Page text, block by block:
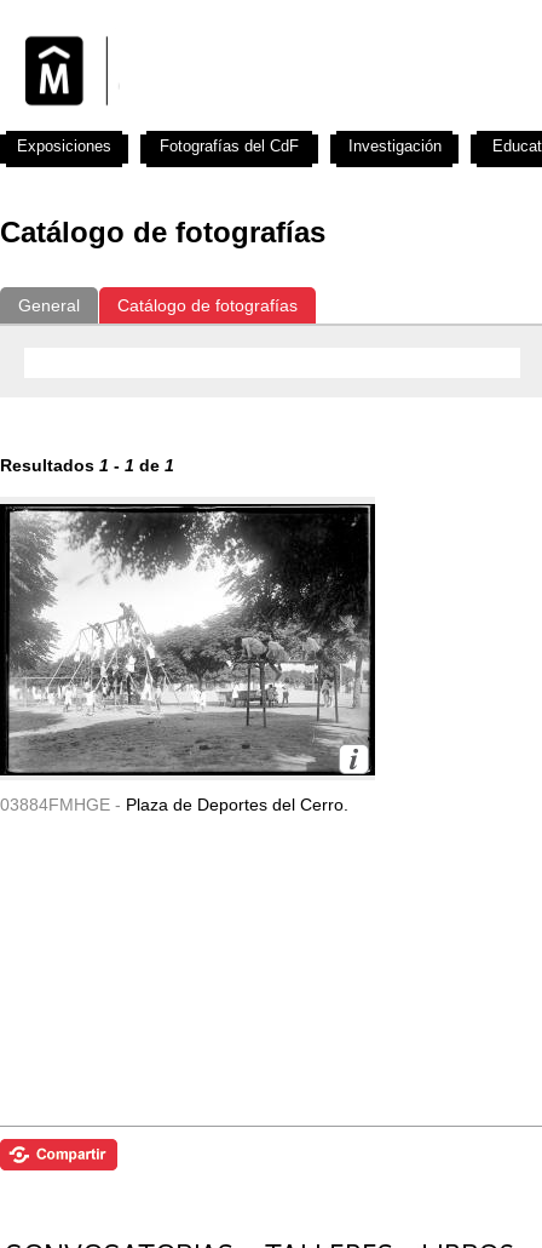
Catálogo de fotografías
General Catálogo de fotografías
Resultados 1 - 1 de 1
03884FMHGE - Plaza de Deportes del Cerro.
Exposiciones Fotografías del CdF Investigación